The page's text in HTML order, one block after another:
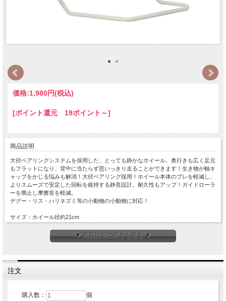
価格:1,980円(税込)
[ポイント還元 19ポイント～]
商品説明
大径ベアリングシステムを採用した、とっても静かなホイール。奥行きも広く足元
もフラットになり、背中に当たらず思いっきり走ることができます！生き物が軸キ
ャップをかじる悩みも解消！大径ベアリング採用！ホイール本体のブレを軽減し、
よりスムーズで安定した回転を維持する静音設計。耐久性もアップ！ガイドローラ
ーを廃止し摩擦音を軽減。
デグー・リス・ハリネズミ等の小動物の小動物に対応！
サイズ：ホイール径約21cm
メーカー：三晃商会
対象ペット：デグー・リス・ハリネズミ等の小動物
▼ 商品説明の続きを見る ▼
注文
購入数： 個